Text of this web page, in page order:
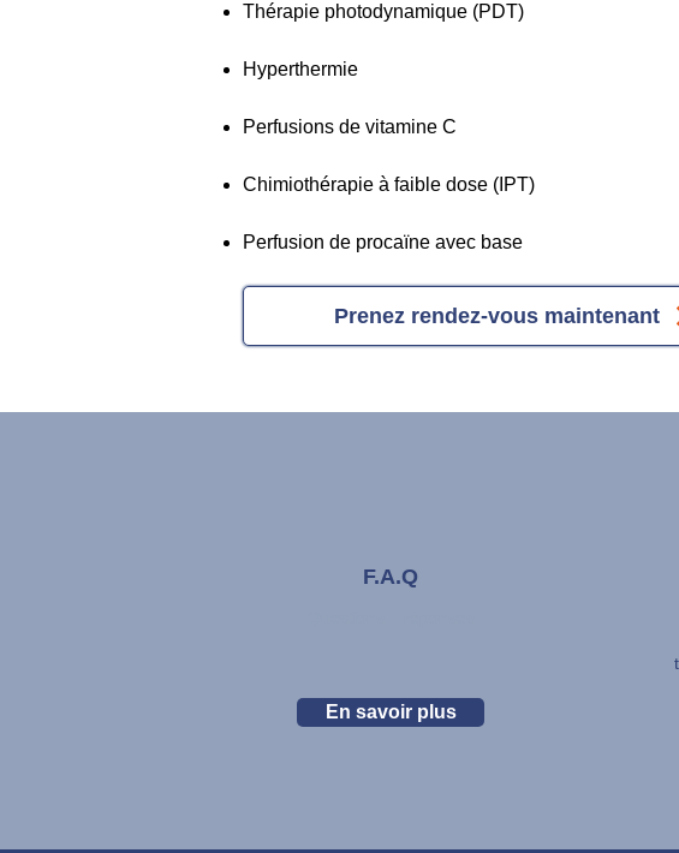
Thérapie photodynamique (PDT)
Hyperthermie
Perfusions de vitamine C
Chimiothérapie à faible dose (IPT)
Perfusion de procaïne avec base
Prenez rendez-vous maintenant
F.A.Q
En savoir plus